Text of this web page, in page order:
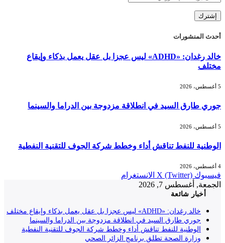
أحدث المنشورات
خالد رغدان: «ADHD» ليس عجزا بل عقل يعمل بذكاء وإيقاع
مختلف
جوري طارق السيد في انطلاقة مزدوجة بين الدراما والسينما
الوطنية للنفط تناقش أداء وخطط شركة الجوف للتقنية النفطية
فيسبوك X (Twitter) الانستغرام
الجمعة, أغسطس 7, 2026
أخبار شائعة
خالد رغدان: «ADHD» ليس عجزا بل عقل يعمل بذكاء وإيقاع مختلف
جوري طارق السيد في انطلاقة مزدوجة بين الدراما والسينما
الوطنية للنفط تناقش أداء وخطط شركة الجوف للتقنية النفطية
وزارة الصحة تطلق برنامج الزائر الصحي